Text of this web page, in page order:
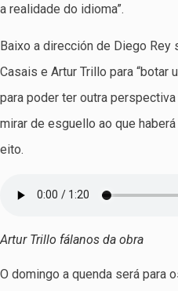
a realidade do idioma”.
Baixo a dirección de Diego Rey
Casais e Artur Trillo para “botar
para poder ter outra
mirar de esguello ao que
eito.
Artur Trillo fálanos da obra
O domingo a quenda será para